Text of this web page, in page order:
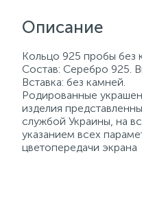
Описание
Кольцо 925 пробы без
Состав: Серебро 925.
Вставка: без камней.
Родированные
изделия
службой Украины, на
указанием всех
цветопередачи экрана